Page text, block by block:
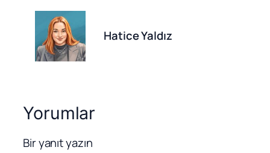
Hatice Yaldız
Yorumlar
Bir yanıt yazın